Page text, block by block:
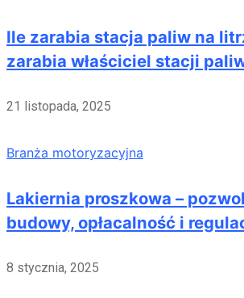
Ile zarabia stacja paliw na
zarabia właściciel stacji
21 listopada, 2025
Branża motoryzacyjna
Lakiernia proszkowa –
budowy, opłacalność i
8 stycznia, 2025